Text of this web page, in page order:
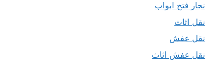
نجار فتح ابواب
نقل اثاث
نقل عفش
نقل عفش اثاث